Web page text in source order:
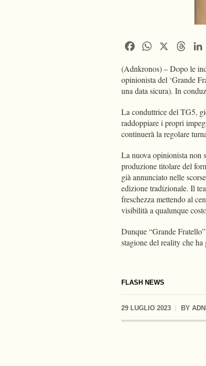
FLASH NEWS
29 LUGLIO 2023 BY
FacebookWhatsApp
(Adnkronos) – Dopo le
opinionista del ‘Grande
una data sicura). In
La conduttrice del TG5,
raddoppiare i propri
continuerà la regolare
La nuova opinionista non
produzione titolare del
già annunciato nelle
edizione tradizionale. Il
freschezza mettendo al
visibilità a qualunque
Dunque “Grande
stagione del reality che